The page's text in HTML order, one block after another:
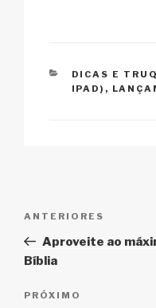
k
CATEGORIAS
DICAS E
IPAD) ,
Post
Post
anterior
ANTERIORES
Aproveite ao
Bíblia
Próximo
PRÓXIMO